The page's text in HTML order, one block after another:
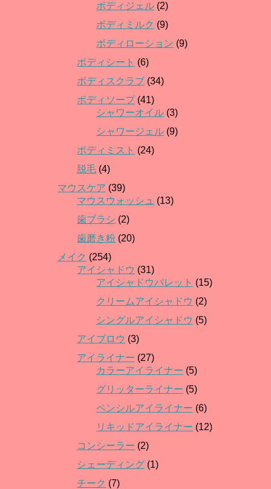
ボディジェル (2)
ボディミルク (9)
ボディローション (9)
ボディシート (6)
ボディスクラブ (34)
ボディソープ(41)
シャワーオイル (3)
シャワージェル (9)
ボディミスト (24)
脱毛 (4)
マウスケア (39)
マウスウォッシュ (13)
歯ブラシ (2)
歯磨き粉 (20)
メイク (254)
アイシャドウ (31)
アイシャドウパレット (15)
クリームアイシャドウ (2)
シングルアイシャドウ (5)
アイブロウ (3)
アイライナー (27)
カラーアイライナー (5)
グリッターライナー (5)
ペンシルアイライナー (6)
リキッドアイライナー (12)
コンシーラー (2)
シェーディング (1)
チーク (7)